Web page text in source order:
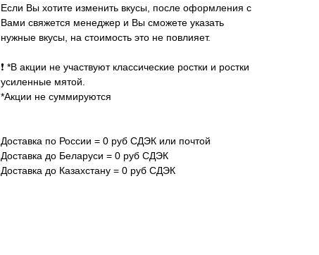
Если Вы хотите изменить вкусы, после оформления с
Вами свяжется менеджер и Вы сможете указать
нужные вкусы, на стоимость это не повлияет.
❗️ *В акции не участвуют классические ростки и ростки
усиленные мятой.
*Акции не суммируются
Доставка по России = 0 руб СДЭК или почтой
Доставка до Беларуси = 0 руб СДЭК
Доставка до Казахстану = 0 руб СДЭК